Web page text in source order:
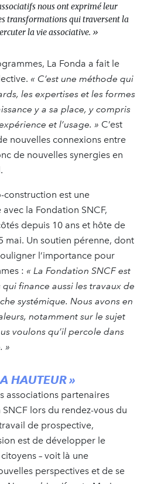
nous ont exprimé leur
transformations qui traversent la
la vie associative. »
La Fonda a fait le
« C’est une méthode qui
les expertises et les formes
y a sa place, y compris
et l’usage. » C’est
nouvelles connexions entre
de nouvelles synergies en
construction est une
la Fondation SNCF,
depuis 10 ans et hôte de
mai. Un soutien pérenne, dont
l’importance pour
: « La Fondation SNCF est
finance aussi les travaux de
systémique. Nous avons en
notamment sur le sujet
voulons qu’il percole dans
»
HAUTEUR »
associations partenaires
lors du rendez-vous du
de prospective,
est de développer le
– voit là une
perspectives et de se